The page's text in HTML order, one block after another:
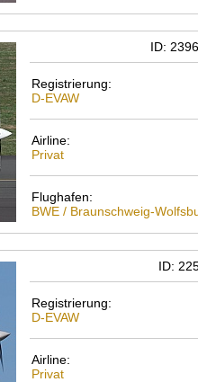
ID:
Registrierung:
D-EVAW
Airline:
Privat
Flughafen:
BWE / Braunschweig-
ID:
Registrierung:
D-EVAW
Airline:
Privat